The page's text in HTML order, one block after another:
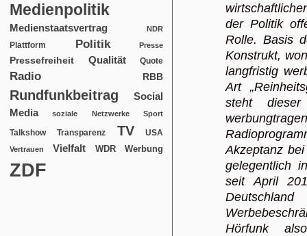
Medienpolitik
Medienstaatsvertrag NDR
Plattform Politik Presse
Pressefreiheit Qualität Quote
Radio RBB
Rundfunkbeitrag
Social
Media
soziale Netzwerke Sport
Talkshow Transparenz TV USA
Vertrauen Vielfalt WDR Werbung
ZDF
der Politik
Rolle. Basis
Konstrukt,
langfristig
Art
steht
Akzeptanz
gelegentlich
seit April
Hörfunk